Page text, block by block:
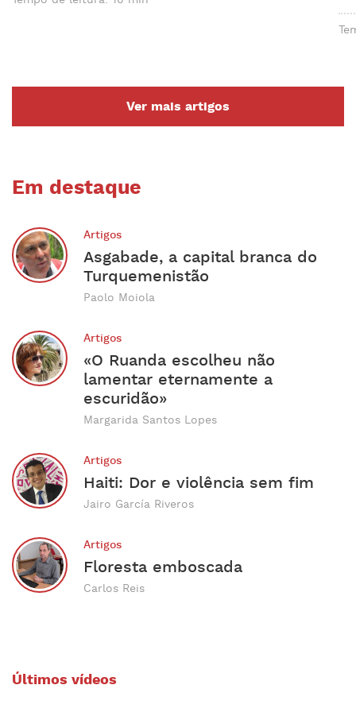
Em destaque
Artigos
Asgabade, a capital branca do
Turquemenistão
Paolo Moiola
Artigos
«O Ruanda escolheu não
lamentar eternamente a
escuridão»
Margarida Santos Lopes
Artigos
Haiti: Dor e violência sem fim
Jairo García Riveros
Artigos
Floresta emboscada
Carlos Reis
Últimos vídeos
Ver mais artigos